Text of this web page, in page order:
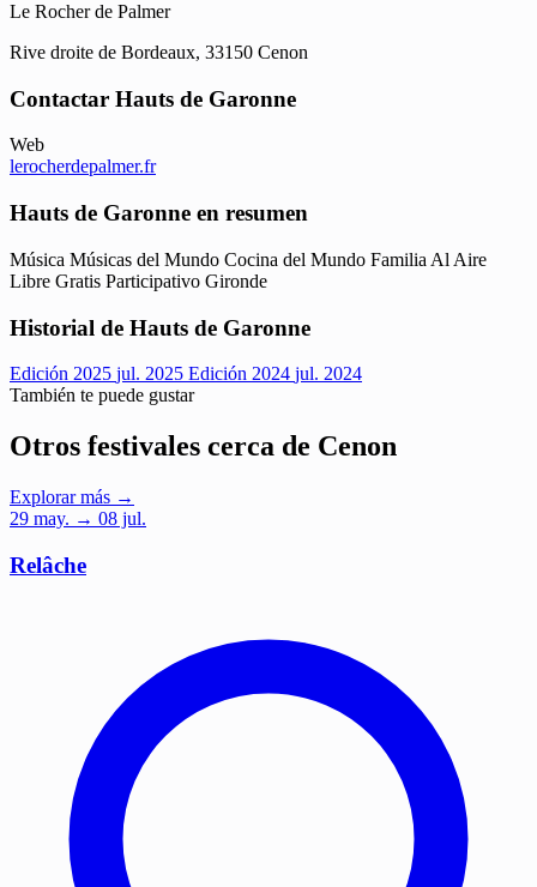
Le Rocher de Palmer
Rive droite de Bordeaux, 33150 Cenon
Contactar Hauts de Garonne
Web
lerocherdepalmer.fr
Hauts de Garonne en resumen
Música Músicas del Mundo Cocina del Mundo Familia Al Aire
Libre Gratis Participativo Gironde
Historial de Hauts de Garonne
Edición 2025 jul. 2025 Edición 2024 jul. 2024
También te puede gustar
Otros festivales cerca de Cenon
Explorar más →
29 may. → 08 jul.
Relâche